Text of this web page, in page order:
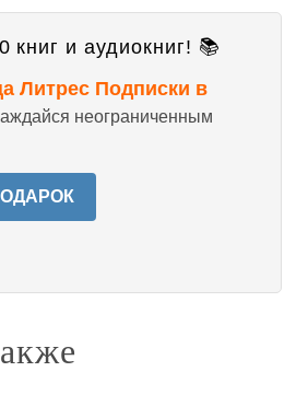
книг и аудиокниг! 📚
Литрес Подписки в
неограниченным